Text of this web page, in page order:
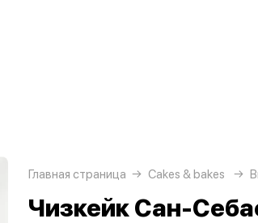
Главная страница Cakes & bakes
Чизкейк Сан-